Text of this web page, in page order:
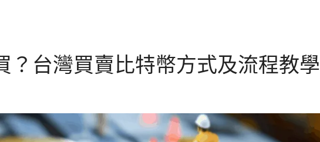
？台灣買賣比特幣方式及流程教學